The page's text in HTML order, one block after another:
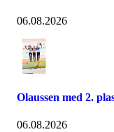
06.08.2026
Olaussen med 2.
06.08.2026